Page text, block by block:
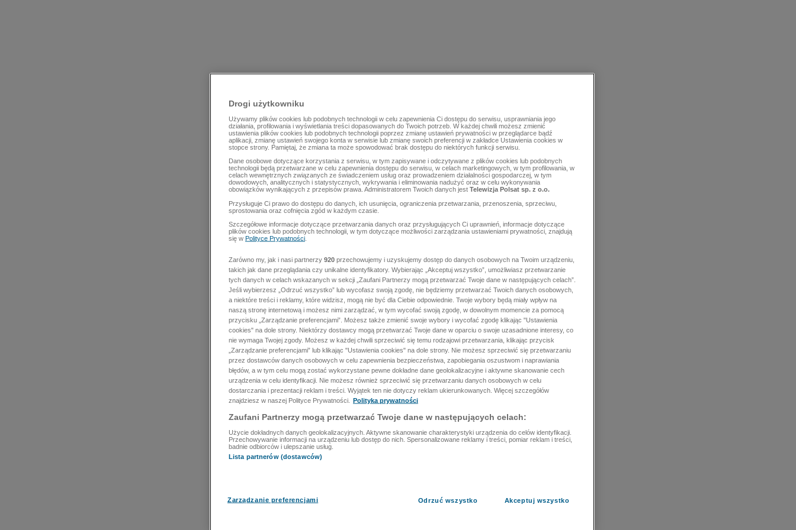
Drogi użytkowniku
Używamy plików cookies lub podobnych technologii w celu zapewnienia Ci dostępu do serwisu, usprawniania jego
działania, profilowania i wyświetlania treści dopasowanych do Twoich potrzeb. W każdej chwili możesz zmienić
ustawienia plików cookies lub podobnych technologii poprzez zmianę ustawień prywatności w przeglądarce bądź
aplikacji, zmianę ustawień swojego konta w serwisie lub zmianę swoich preferencji w zakładce Ustawienia cookies w
stopce strony. Pamiętaj, że zmiana ta może spowodować brak dostępu do niektórych funkcji serwisu.
Dane osobowe dotyczące korzystania z serwisu, w tym zapisywane i odczytywane z plików cookies lub podobnych
technologii będą przetwarzane w celu zapewnienia dostępu do serwisu, w celach marketingowych, w tym profilowania, w
celach wewnętrznych związanych ze świadczeniem usług oraz prowadzeniem działalności gospodarczej, w tym
dowodowych, analitycznych i statystycznych, wykrywania i eliminowania nadużyć oraz w celu wykonywania
obowiązków wynikających z przepisów prawa. Administratorem Twoich danych jest Telewizja Polsat sp. z o.o.
Przysługuje Ci prawo do dostępu do danych, ich usunięcia, ograniczenia przetwarzania, przenoszenia, sprzeciwu,
sprostowania oraz cofnięcia zgód w każdym czasie.
Szczegółowe informacje dotyczące przetwarzania danych oraz przysługujących Ci uprawnień, informacje dotyczące
plików cookies lub podobnych technologii, w tym dotyczące możliwości zarządzania ustawieniami prywatności, znajdują
się w Polityce Prywatności
Zarówno my, jak i nasi partnerzy 920 przechowujemy i uzyskujemy dostęp do danych osobowych na Twoim urządzeniu,
takich jak dane przeglądania czy unikalne identyfikatory. Wybierając „Akceptuj wszystko”, umożliwiasz przetwarzanie
tych danych w celach wskazanych w sekcji „Zaufani Partnerzy mogą przetwarzać Twoje dane w następujących celach”.
Jeśli wybierzesz „Odrzuć wszystko” lub wycofasz swoją zgodę, nie będziemy przetwarzać Twoich danych osobowych,
a niektóre treści i reklamy, które widzisz, mogą nie być dla Ciebie odpowiednie. Twoje wybory będą miały wpływ na
naszą stronę internetową i możesz nimi zarządzać, w tym wycofać swoją zgodę, w dowolnym momencie za pomocą
przycisku „Zarządzanie preferencjami”. Możesz także zmienić swoje wybory i wycofać zgodę klikając "Ustawienia
cookies" na dole strony. Niektórzy dostawcy mogą przetwarzać Twoje dane w oparciu o swoje uzasadnione interesy, co
nie wymaga Twojej zgody. Możesz w każdej chwili sprzeciwić się temu rodzajowi przetwarzania, klikając przycisk
„Zarządzanie preferencjami” lub klikając "Ustawienia cookies" na dole strony. Nie możesz sprzeciwić się przetwarzaniu
przez dostawców danych osobowych w celu zapewnienia bezpieczeństwa, zapobiegania oszustwom i naprawiania
błędów, a w tym celu mogą zostać wykorzystane pewne dokładne dane geolokalizacyjne i aktywne skanowanie cech
urządzenia w celu identyfikacji. Nie możesz również sprzeciwić się przetwarzaniu danych osobowych w celu
dostarczania i prezentacji reklam i treści. Wyjątek ten nie dotyczy reklam ukierunkowanych. Więcej szczegółów
znajdziesz w naszej Polityce Prywatności.
Polityka prywatności
Zaufani Partnerzy mogą przetwarzać Twoje dane w następujących celach:
Użycie dokładnych danych geolokalizacyjnych. Aktywne skanowanie charakterystyki urządzenia do celów identyfikacji.
Przechowywanie informacji na urządzeniu lub dostęp do nich. Spersonalizowane reklamy i treści, pomiar reklam i treści,
badnie odbiorców i ulepszanie usług.
Lista partnerów (dostawców)
Zarządzanie preferencjami Odrzuć wszystko Akceptuj wszystko